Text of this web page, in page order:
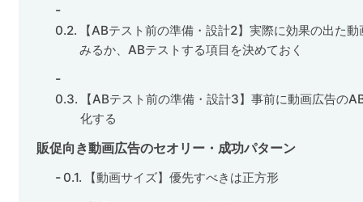
【ABテスト前の準備・設計2】実際に効果の出た
みるか、ABテストする項目を決めておく
【ABテスト前の準備・設計3】事前に動画広告の
化する
販促向き動画広告のセオリー・成功パターン
【動画サイズ】優先すべきは正方形